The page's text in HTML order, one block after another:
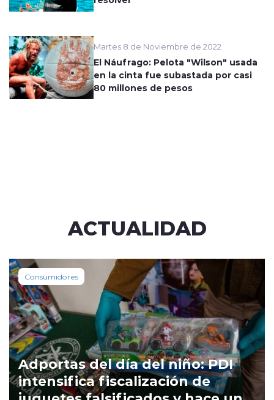
Martes 8 de Noviembre de 2022
El Náufrago: Pelota "Wilson" usada
en la cinta fue subastada por casi
80 millones de pesos
ACTUALIDAD
Consumidores
Adportas del día del niño: PDI
intensifica fiscalización de